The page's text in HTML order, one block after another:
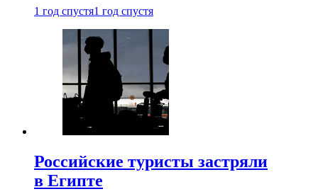
1 год спустя1 год спустя
Российские туристы застряли
в Египте